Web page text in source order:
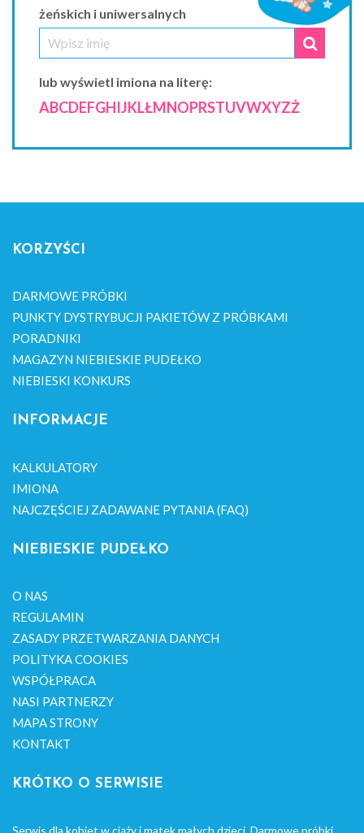
żeńskich i uniwersalnych
lub wyświetl imiona na literę:
ABCDEFGHIJKLŁMNOPRSTUVWXYZŻ
KORZYŚCI
DARMOWE PRÓBKI
PUNKTY DYSTRYBUCJI PAKIETÓW Z PRÓBKAMI
PORADNIKI
MAGAZYN NIEBIESKIE PUDEŁKO
NIEBIESKI KONKURS
INFORMACJE
KALKULATORY
IMIONA
NAJCZĘŚCIEJ ZADAWANE PYTANIA (FAQ)
NIEBIESKIE PUDEŁKO
O NAS
REGULAMIN
ZASADY PRZETWARZANIA DANYCH
POLITYKA COOKIES
WSPÓŁPRACA
NASI PARTNERZY
MAPA STRONY
KONTAKT
KRÓTKO O SERWISIE
Serwis dla kobiet w ciąży i matek małych dzieci. Darmowe próbki